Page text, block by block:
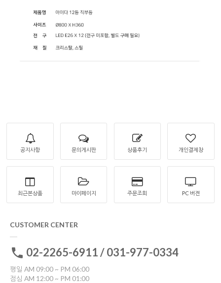
공지사항 문의게시판 상품후기 개인결제창
최근본상품 마이페이지 주문조회 PC 버젼
CUSTOMER CENTER
02-2265-6911 / 031-977-0334
평일 AM 09:00 ~ PM 06:00
점심 AM 12:00 ~ PM 01:00